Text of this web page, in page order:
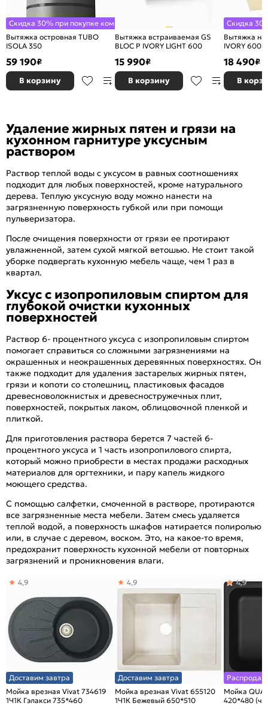
Скидка 30% при покупке комплекта
Вытяжка островная TUBO
ISOLA 350
59 190₽
В корзину
Вытяжка встраиваемая GS
BLOC P IVORY LIGHT 600
15 990₽
В корзину
Скидка
Вытяжка
IVORY 600
18 490₽
В
Удаление жирных пятен и грязи на
кухонном гарнитуре уксусным
раствором
Раствор теплой воды с уксусом в равных соотношениях
подходит для любых поверхностей, кроме натурального
дерева. Теплую уксусную воду можно нанести на
загрязненную поверхность губкой или при помощи
пульверизатора.
После очищения поверхности от грязи ее протирают
увлажненной, затем сухой мягкой ветошью. Не стоит такой
уборке подвергать кухонную мебель чаще, чем 1 раз в
квартал.
Уксус с изопропиловым спиртом для
глубокой очистки кухонных
поверхностей
Раствор 6- процентного уксуса с изопропиловым спиртом
помогает справиться со сложными загрязнениями на
окрашенных и неокрашенных деревянных поверхностях. Он
также подходит для удаления застарелых жирных пятен,
грязи и копоти со столешниц, пластиковых фасадов
древесноволокнистых и древесностружечных плит,
поверхностей, покрытых лаком, облицовочной пленкой и
плиткой.
Для приготовления раствора берется 7 частей 6-
процентного уксуса и 1 часть изопропилового спирта,
который можно приобрести в местах продажи расходных
материалов для оргтехники, и пару капель жидкого
моющего средства.
С помощью салфетки, смоченной в растворе, протираются
все загрязненные места мебели. Затем смесь удаляется
теплой водой, а поверхность шкафов натирается полиролью
или, в случае с деревом, воском. Это, на какое-то время,
предохранит поверхность кухонной мебели от повторных
загрязнений и проникновения влаги.
Доставим завтра
Мойка врезная Vivat 734619
1Ч1К Гэлакси 735*460
4,9
Доставим завтра
Мойка врезная Vivat 655120
1Ч1К Бежевый 650*510
4,9
Мойка QUARZ
4,9